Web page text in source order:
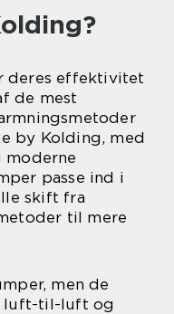
deres effektivitet
de mest
by Kolding, med
moderne
passe ind i
skift fra
til mere
men de
luft-til-luft og